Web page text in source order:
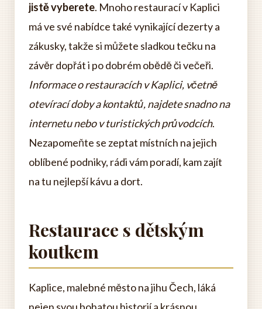
jistě vyberete. Mnoho restaurací v Kaplici
má ve své nabídce také vynikající dezerty a
zákusky, takže si můžete sladkou tečku na
závěr dopřát i po dobrém obědě či večeři.
Informace o restauracích v Kaplici, včetně
otevírací doby a kontaktů, najdete snadno na
internetu nebo v turistických průvodcích.
Nezapomeňte se zeptat místních na jejich
oblíbené podniky, rádi vám poradí, kam zajít
na tu nejlepší kávu a dort.
Restaurace s dětským
koutkem
Kaplice, malebné město na jihu Čech, láká